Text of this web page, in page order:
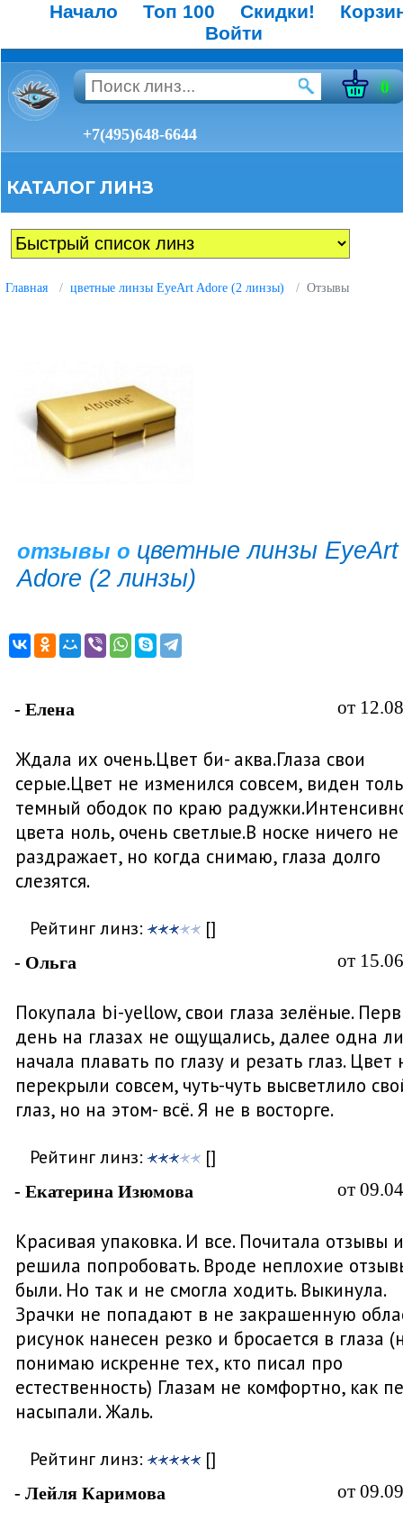
Начало Топ 100 Скидки!
Войти
0
+7(495)648-6644
КАТАЛОГ ЛИНЗ
Главная цветные линзы EyeArt Adore (2 линзы) Отзывы
отзывы о цветные линзы EyeArt
Adore (2 линзы)
- Елена от
Ждала их очень.Цвет би- аква.Глаза свои
серые.Цвет не изменился совсем, виден
темный ободок по краю
цвета ноль, очень светлые.В носке ничего не
раздражает, но когда снимаю, глаза долго
слезятся.
Рейтинг линз: []
- Ольга от
Покупала bi-yellow, свои глаза зелёные.
день на глазах не ощущались, далее одна
начала плавать по глазу и резать глаз. Цвет
перекрыли совсем, чуть-чуть высветлило
глаз, но на этом- всё. Я не в восторге.
Рейтинг линз: []
- Екатерина Изюмова от
Красивая упаковка. И все. Почитала отзывы и
решила попробовать. Вроде неплохие
были. Но так и не смогла ходить. Выкинула.
Зрачки не попадают в не закрашенную
рисунок нанесен резко и бросается в глаза
понимаю искренне тех, кто писал про
естественность) Глазам не комфортно, как
насыпали. Жаль.
Рейтинг линз: []
- Лейля Каримова от